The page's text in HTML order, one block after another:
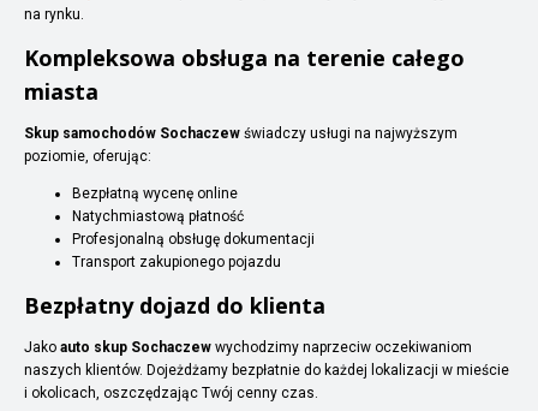
na rynku.
Kompleksowa obsługa na terenie całego
miasta
Skup samochodów Sochaczew świadczy usługi na najwyższym
poziomie, oferując:
Bezpłatną wycenę online
Natychmiastową płatność
Profesjonalną obsługę dokumentacji
Transport zakupionego pojazdu
Bezpłatny dojazd do klienta
Jako auto skup Sochaczew wychodzimy naprzeciw oczekiwaniom
naszych klientów. Dojeżdżamy bezpłatnie do każdej lokalizacji w mieście
i okolicach, oszczędzając Twój cenny czas.